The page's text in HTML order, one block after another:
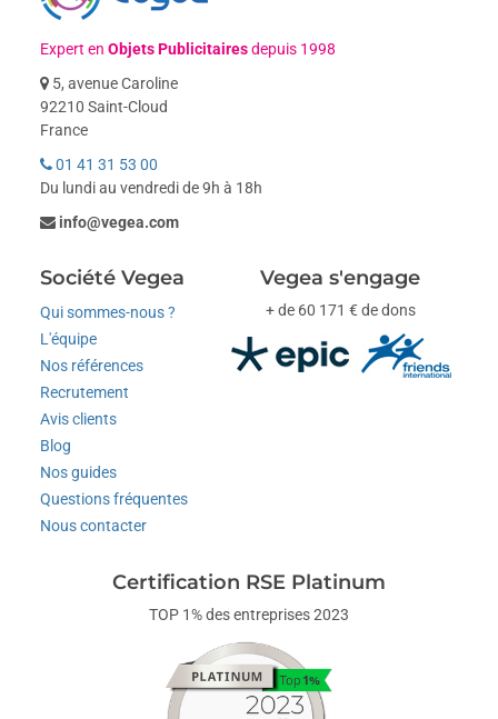
Expert enObjets Publicitairesdepuis 1998
5, avenue Caroline
92210 Saint-Cloud
France
01 41 31 53 00
Du lundi au vendredi de 9h à 18h
info@vegea.com
Société Vegea
Qui sommes-nous ?
L'équipe
Nos références
Recrutement
Avis clients
Blog
Nos guides
Questions fréquentes
Nous contacter
Vegea s'engage
+ de 60 171 € de dons
Certification RSE Platinum
TOP 1% des entreprises 2023